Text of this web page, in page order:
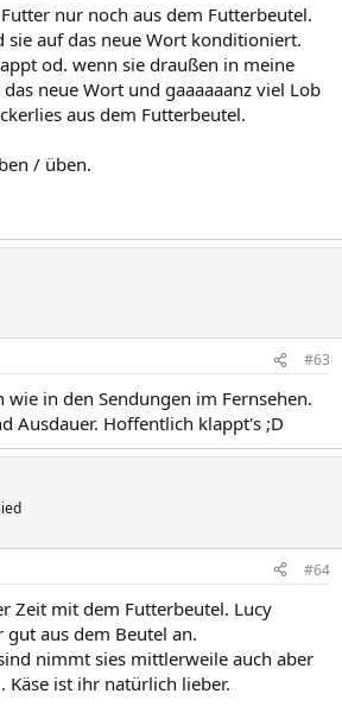
nur noch aus dem Futterbeutel.
sie auf das neue Wort konditioniert.
od. wenn sie draußen in meine
neue Wort und gaaaaaanz viel Lob
aus dem Futterbeutel.
/ üben.
#63
wie in den Sendungen im Fernsehen.
Ausdauer. Hoffentlich klappt's ;D
#64
Zeit mit dem Futterbeutel. Lucy
aus dem Beutel an.
nimmt sies mittlerweile auch aber
Käse ist ihr natürlich lieber.